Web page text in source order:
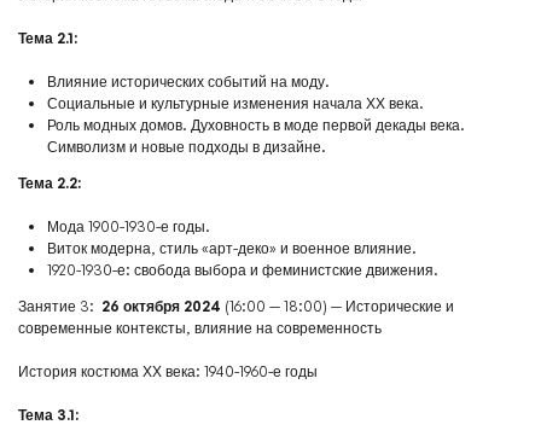
Тема 2.1:
Влияние исторических событий на моду.
Социальные и культурные изменения начала ХХ века.
Роль модных домов. Духовность в моде первой декады века.
Символизм и новые подходы в дизайне.
Тема 2.2:
Мода 1900-1930-е годы.
Виток модерна, стиль «арт-деко» и военное влияние.
1920-1930-е: свобода выбора и феминистские движения.
Занятие 3: 26 октября 2024 (16:00 — 18:00) — Исторические и
современные контексты, влияние на современность
История костюма ХХ века: 1940-1960-е годы
Тема 3.1: